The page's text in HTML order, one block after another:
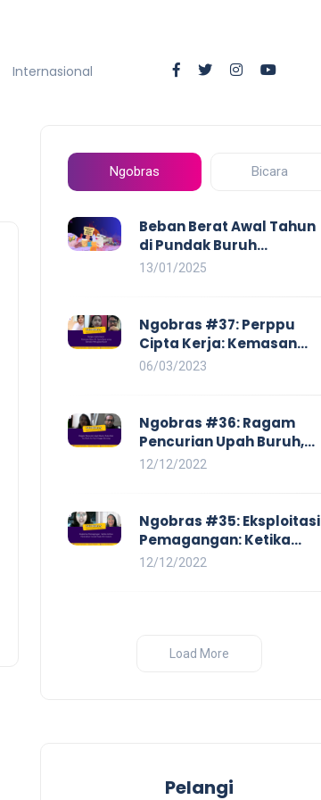
Internasional
Ngobras Bicara
Beban Berat Awal Tahun
di Pundak Buruh
Perempuan: Kenaikan
Membayangi dan
Eksploitasi di Dunia Kerja
13/01/2025
Ngobras #37: Perppu
Cipta Kerja: Kemasan
Baru UU Cipta Kerja yang
06/03/2023
Ngobras #36: Ragam
Pencurian Upah Buruh,
Mulai Dari No Work No Pay
12/12/2022
Ngobras #35: Eksploitasi
Pemagangan: Ketika
Instituasi Pendidikan
12/12/2022
Load More
Pelangi